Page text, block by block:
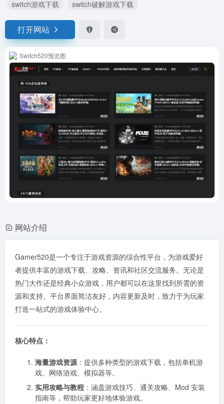
switch游戏下载
switch破解游戏下载
打开网站
Switch520预览图
网站介绍
Gamer520是一个专注于游戏资源的综合性平台，为游戏爱好
者提供丰富的游戏下载、攻略、资讯和社区交流服务。无论是
热门大作还是经典小众游戏，用户都可以在这里找到所需的资
源和支持。平台界面简洁友好，内容更新及时，致力于为玩家
打造一站式的游戏体验中心。
核心特点：
海量游戏资源 ：提供多种类型的游戏下载，包括单机游
戏、网络游戏、模拟器等。
实用攻略与教程 ：涵盖游戏技巧、通关攻略、Mod 安装
指南等，帮助玩家更好地体验游戏。